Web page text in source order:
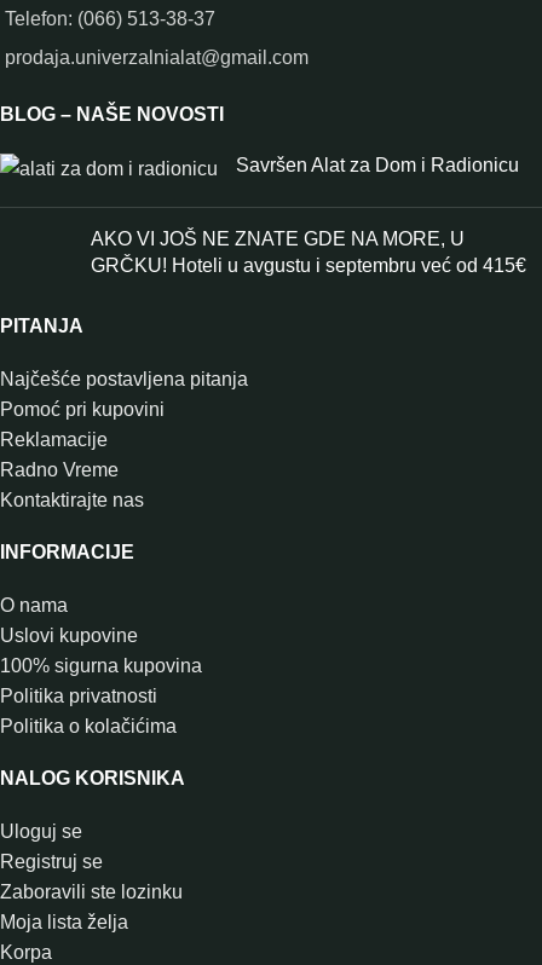
Telefon: (066) 513-38-37
prodaja.univerzalnialat@gmail.com
BLOG – NAŠE NOVOSTI
Savršen Alat za Dom i Radionicu
AKO VI JOŠ NE ZNATE GDE NA MORE, U
GRČKU! Hoteli u avgustu i septembru već od 415€
PITANJA
Najčešće postavljena pitanja
Pomoć pri kupovini
Reklamacije
Radno Vreme
Kontaktirajte nas
INFORMACIJE
O nama
Uslovi kupovine
100% sigurna kupovina
Politika privatnosti
Politika o kolačićima
NALOG KORISNIKA
Uloguj se
Registruj se
Zaboravili ste lozinku
Moja lista želja
Korpa